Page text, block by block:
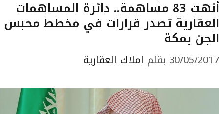
أنهت 83 مساهمة.. دائرة المساهمات
العقارية تصدر قرارات في مخطط محبس
الجن بمكة
30/05/2017 بقلم املاك العقارية